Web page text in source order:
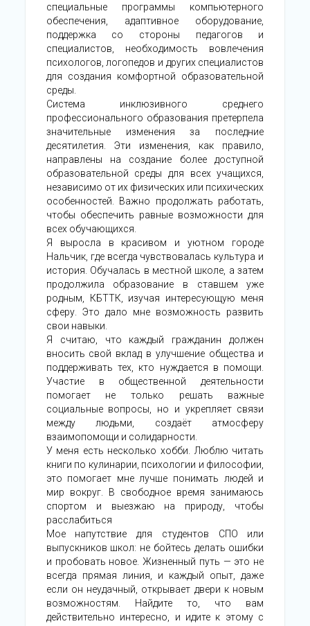
специальные программы компьютерного
обеспечения, адаптивное оборудование,
поддержка со стороны педагогов и
специалистов, необходимость вовлечения
психологов, логопедов и других специалистов
для создания комфортной образовательной
среды.
Система инклюзивного среднего
профессионального образования претерпела
значительные изменения за последние
десятилетия. Эти изменения, как правило,
направлены на создание более доступной
образовательной среды для всех учащихся,
независимо от их физических или психических
особенностей. Важно продолжать работать,
чтобы обеспечить равные возможности для
всех обучающихся.
Я выросла в красивом и уютном городе
Нальчик, где всегда чувствовалась культура и
история. Обучалась в местной школе, а затем
продолжила образование в ставшем уже
родным, КБТТК, изучая интересующую меня
сферу. Это дало мне возможность развить
свои навыки.
Я считаю, что каждый гражданин должен
вносить свой вклад в улучшение общества и
поддерживать тех, кто нуждается в помощи.
Участие в общественной деятельности
помогает не только решать важные
социальные вопросы, но и укрепляет связи
между людьми, создаёт атмосферу
взаимопомощи и солидарности.
У меня есть несколько хобби. Люблю читать
книги по кулинарии, психологии и философии,
это помогает мне лучше понимать людей и
мир вокруг. В свободное время занимаюсь
спортом и выезжаю на природу, чтобы
расслабиться
Мое напутствие для студентов СПО или
выпускников школ: не бойтесь делать ошибки
и пробовать новое. Жизненный путь — это не
всегда прямая линия, и каждый опыт, даже
если он неудачный, открывает двери к новым
возможностям. Найдите то, что вам
действительно интересно, и идите к этому с